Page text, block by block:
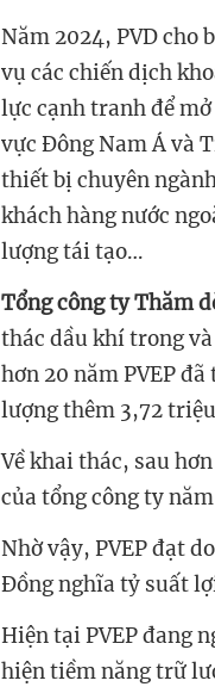
Năm 2024, PVD cho
vụ các chiến dịch
lực cạnh tranh để
vực Đông Nam Á và
thiết bị chuyên
khách hàng nước
lượng tái tạo…
Tổng công ty Thăm
thác dầu khí trong
hơn 20 năm PVEP
lượng thêm 3,72
Về khai thác, sau
của tổng công ty
Nhờ vậy, PVEP đạt
Đồng nghĩa tỷ suất
Hiện tại PVEP đang
hiện tiềm năng trữ